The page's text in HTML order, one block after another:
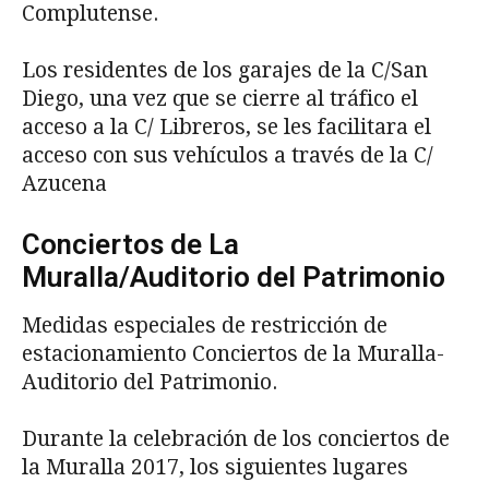
Complutense.
Los residentes de los garajes de la C/San
Diego, una vez que se cierre al tráfico el
acceso a la C/ Libreros, se les facilitara el
acceso con sus vehículos a través de la C/
Azucena
Conciertos de La
Muralla/Auditorio del Patrimonio
Medidas especiales de restricción de
estacionamiento Conciertos de la Muralla-
Auditorio del Patrimonio.
Durante la celebración de los conciertos de
la Muralla 2017, los siguientes lugares